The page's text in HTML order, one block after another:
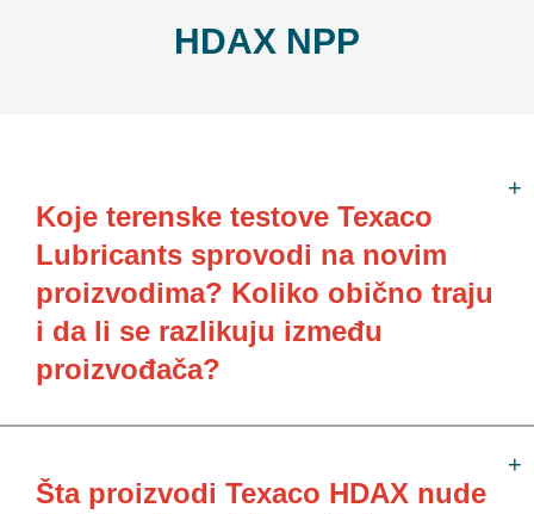
HDAX NPP
Koje terenske testove Texaco
Lubricants sprovodi na novim
proizvodima? Koliko obično traju
i da li se razlikuju između
proizvođača?
Šta proizvodi Texaco HDAX nude